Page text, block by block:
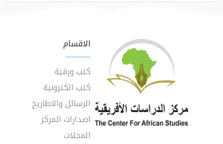
الاقسام
كتب ورقية
كتب الكترونية
الرسائل والاطاريح
اصدارات المركز
المجلات